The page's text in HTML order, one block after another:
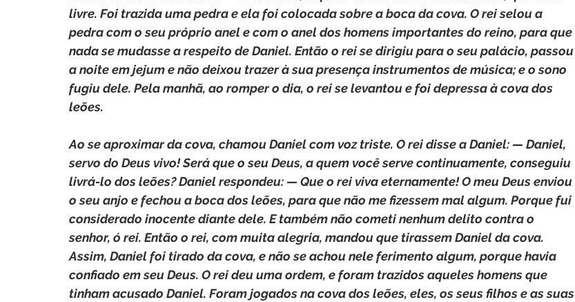
livre. Foi trazida uma pedra e ela foi colocada sobre a boca da cova. O rei selou a
pedra com o seu próprio anel e com o anel dos homens importantes do reino, para que
nada se mudasse a respeito de Daniel. Então o rei se dirigiu para o seu palácio, passou
a noite em jejum e não deixou trazer à sua presença instrumentos de música; e o sono
fugiu dele. Pela manhã, ao romper o dia, o rei se levantou e foi depressa à cova dos
leões.
Ao se aproximar da cova, chamou Daniel com voz triste. O rei disse a Daniel: — Daniel,
servo do Deus vivo! Será que o seu Deus, a quem você serve continuamente, conseguiu
livrá-lo dos leões? Daniel respondeu: — Que o rei viva eternamente! O meu Deus enviou
o seu anjo e fechou a boca dos leões, para que não me fizessem mal algum. Porque fui
considerado inocente diante dele. E também não cometi nenhum delito contra o
senhor, ó rei. Então o rei, com muita alegria, mandou que tirassem Daniel da cova.
Assim, Daniel foi tirado da cova, e não se achou nele ferimento algum, porque havia
confiado em seu Deus. O rei deu uma ordem, e foram trazidos aqueles homens que
tinham acusado Daniel. Foram jogados na cova dos leões, eles, os seus filhos e as suas